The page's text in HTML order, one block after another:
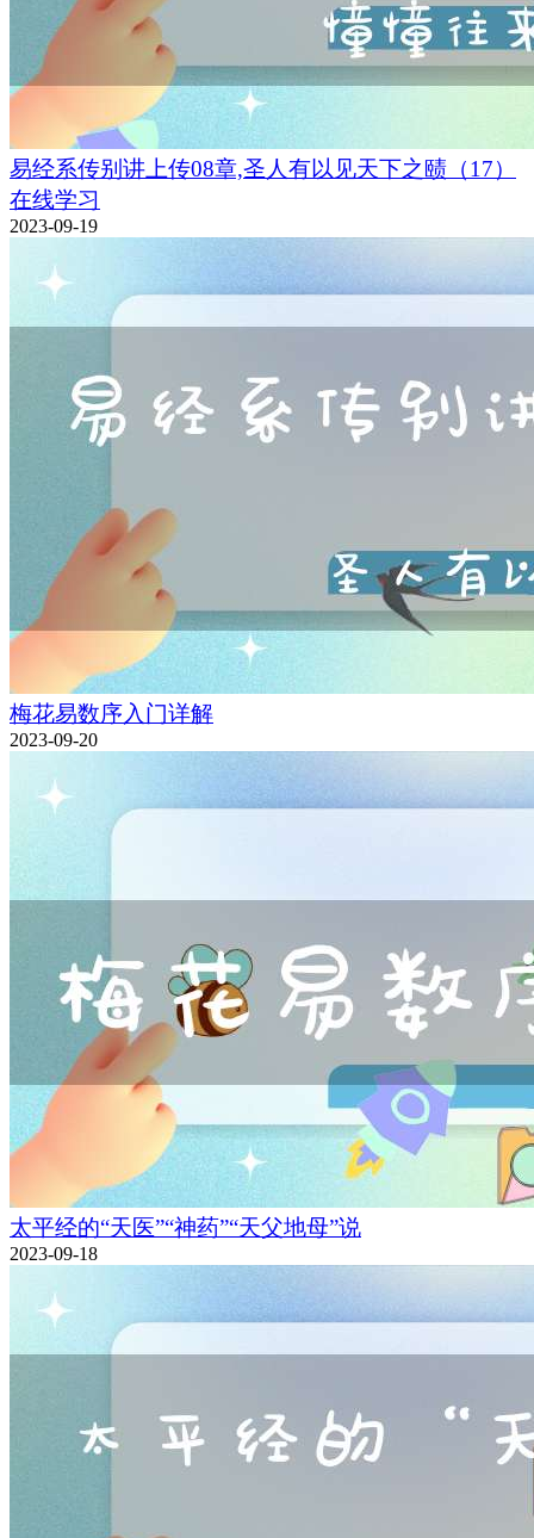
易经系传别讲上传08章,圣人有以见天下之赜（17）
在线学习
2023-09-19
梅花易数序入门详解
2023-09-20
太平经的“天医”“神药”“天父地母”说
2023-09-18